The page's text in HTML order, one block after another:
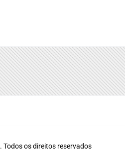
Todos os direitos reservados